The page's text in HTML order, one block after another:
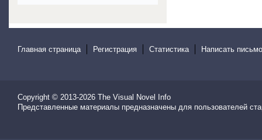
Главная страница Регистрация Статистика Написать
Copyright © 2013-2026 The Visual Novel Info
Представленные материалы предназначены для пользователей